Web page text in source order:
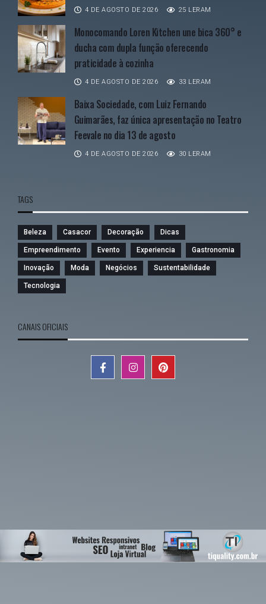
4 DE AGOSTO DE 2026 25 LERAM
Monocomando Loren Kitchen une bica 360° e
ducha com dupla função oferecendo
praticidade à cozinha
4 DE AGOSTO DE 2026 33 LERAM
Baixa Sociedade, com Luiz Fernando
Guimarães, faz única apresentação no Teatro
Feevale no dia 13 de agosto
4 DE AGOSTO DE 2026 30 LERAM
TAGS
Beleza Casacor Decoração Dicas
Empreendimento Evento Experiencia Gastronomia
Inovação Moda Negócios Sustentabilidade
Tecnologia
CANAIS OFICIAIS